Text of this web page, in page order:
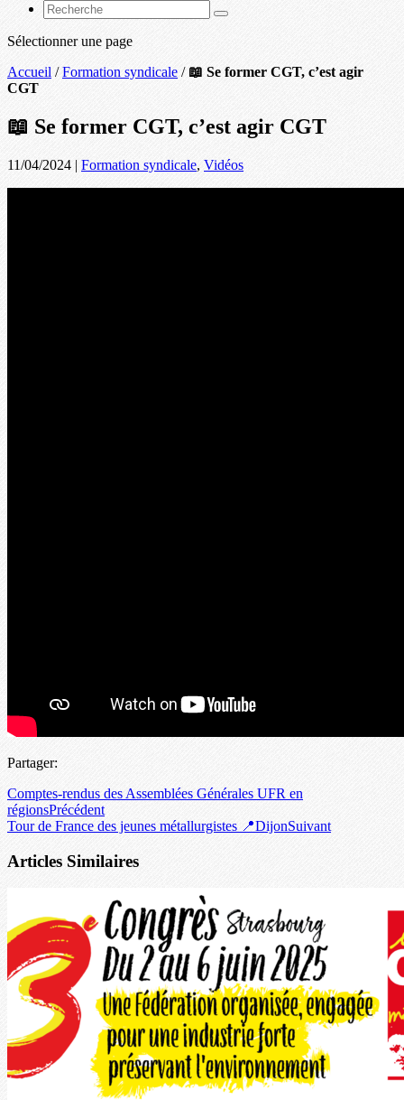
Sélectionner une page
Accueil /Formation syndicale / 📖 Se former CGT, c’est agir
CGT
📖 Se former CGT, c’est agir CGT
11/04/2024 | Formation syndicale, Vidéos
Partager:
Comptes-rendus des Assemblées Générales UFR en
régionsPrécédent
Tour de France des jeunes métallurgistes 📍DijonSuivant
Articles Similaires